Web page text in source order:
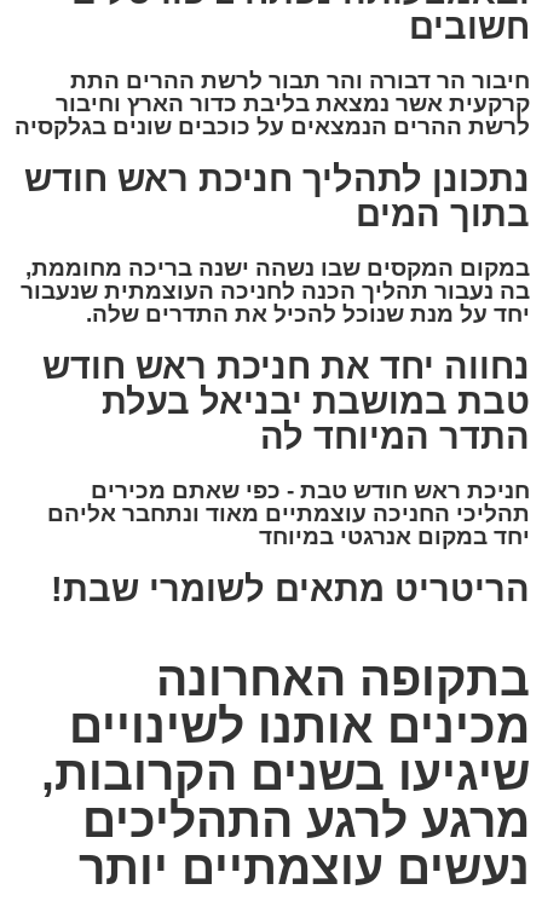
חשובים
חיבור הר דבורה והר תבור לרשת ההרים התת
קרקעית אשר נמצאת בליבת כדור הארץ וחיבור
לרשת ההרים הנמצאים על כוכבים שונים בגלקסיה
נתכונן לתהליך חניכת ראש חודש
בתוך המים
במקום המקסים שבו נשהה ישנה בריכה מחוממת,
בה נעבור תהליך הכנה לחניכה העוצמתית שנעבור
יחד על מנת שנוכל להכיל את התדרים שלה.
נחווה יחד את חניכת ראש חודש
טבת במושבת יבניאל בעלת
התדר המיוחד לה
חניכת ראש חודש טבת - כפי שאתם מכירים
תהליכי החניכה עוצמתיים מאוד ונתחבר אליהם
יחד במקום אנרגטי במיוחד
הריטריט מתאים לשומרי שבת!
בתקופה האחרונה
מכינים אותנו לשינויים
שיגיעו בשנים הקרובות,
מרגע לרגע התהליכים
נעשים עוצמתיים יותר